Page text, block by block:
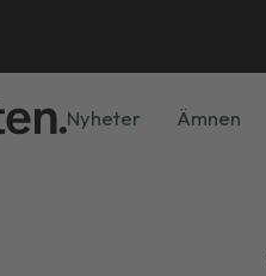
Nyheter Ämnen